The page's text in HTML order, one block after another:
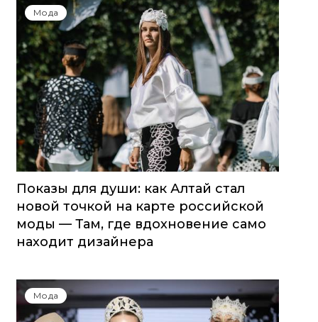
Мода
Показы для души: как Алтай стал
новой точкой на карте российской
моды — Там, где вдохновение само
находит дизайнера
Мода